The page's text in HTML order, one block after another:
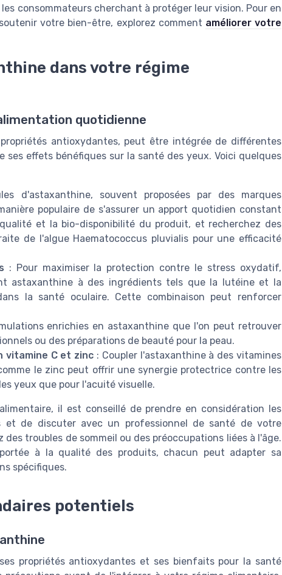
consommateurs cherchant à protéger leur vision. Pour en
votre bien-être, explorez comment améliorer votre
dans votre régime
quotidienne
antioxydantes, peut être intégrée de différentes
ses effets bénéfiques sur la santé des yeux. Voici quelques
d'astaxanthine, souvent proposées par des marques
populaire de s'assurer un apport quotidien constant
et la bio-disponibilité du produit, et recherchez des
de l'algue Haematococcus pluvialis pour une efficacité
: Pour maximiser la protection contre le stress oxydatif,
astaxanthine à des ingrédients tels que la lutéine et la
la santé oculaire. Cette combinaison peut renforcer
enrichies en astaxanthine que l'on peut retrouver
ou des préparations de beauté pour la peau.
vitamine C et zinc : Coupler l'astaxanthine à des vitamines
le zinc peut offrir une synergie protectrice contre les
yeux que pour l'acuité visuelle.
il est conseillé de prendre en considération les
et de discuter avec un professionnel de santé de votre
troubles de sommeil ou des préoccupations liées à l'âge.
à la qualité des produits, chacun peut adapter sa
spécifiques.
potentiels
propriétés antioxydantes et ses bienfaits pour la santé